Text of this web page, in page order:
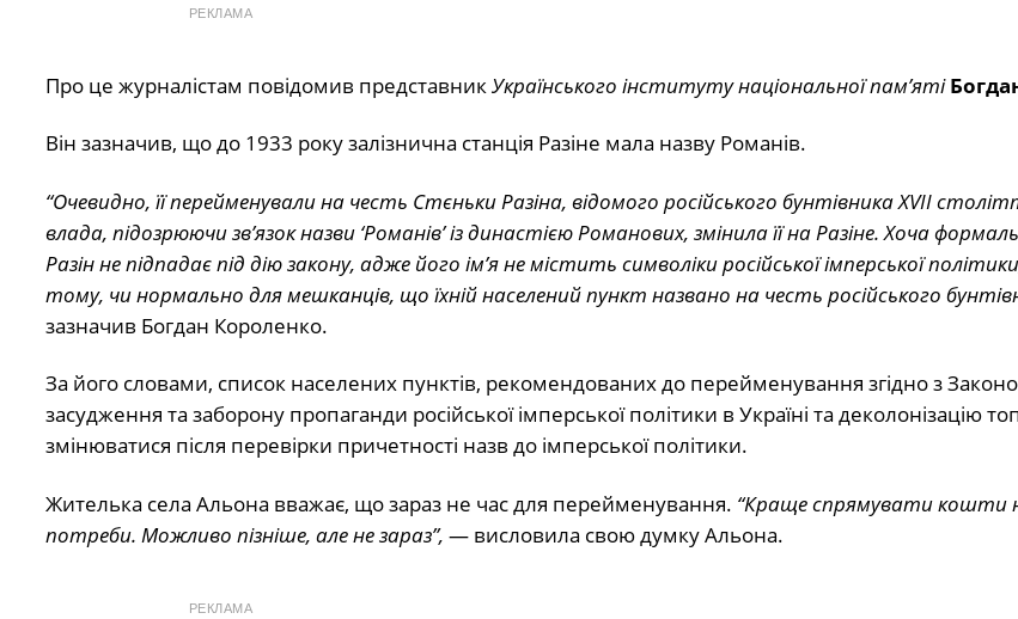
РЕКЛАМА
Про це журналістам повідомив представникУкраїнського інституту національної пам’яті
Він зазначив, що до 1933 року залізнична станція Разіне мала назву Романів.
“Очевидно, її перейменували на честь Стєньки Разіна, відомого російського бунтівника XVII
влада, підозрюючи зв’язок назви ‘Романів’ із династією Романових, змінила її на Разіне. Хоча
Разін не підпадає під дію закону, адже його ім’я не містить символіки російської імперської
тому, чи нормально для мешканців, що їхній населений пункт названо на честь російського
зазначив Богдан Короленко.
За його словами, список населених пунктів, рекомендованих до перейменування згідно з
засудження та заборону пропаганди російської імперської політики в Україні та деколонізацію
змінюватися після перевірки причетності назв до імперської політики.
Жителька села Альона вважає, що зараз не час для перейменування. “Краще спрямувати кошти
потреби. Можливо пізніше, але не зараз”, — висловила свою думку Альона.
РЕКЛАМА